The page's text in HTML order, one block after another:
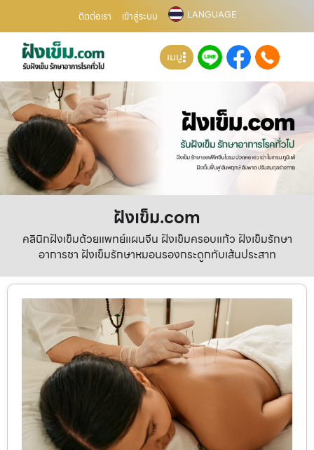
ติดต่อเรา เข้าสู่ระบบ LANGUAGE
เมนู
ฝังเข็ม.com
คลินิกฝังเข็มด้วยแพทย์แผนจีน ฝังเข็มครอบแก้ว ฝังเข็มรักษา
อาการชา ฝังเข็มรักษาหมอนรองกระดูกทับเส้นประสาท